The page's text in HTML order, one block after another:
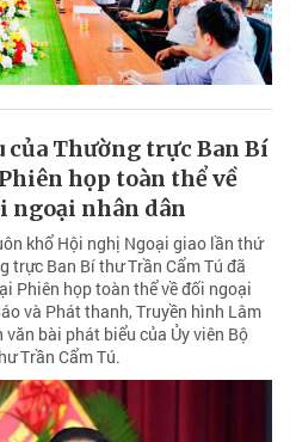
của Thường trực Ban Bí
họp toàn thể về
ngoại nhân dân
khổ Hội nghị Ngoại giao lần thứ
trực Ban Bí thư Trần Cẩm Tú đã
Phiên họp toàn thể về đối ngoại
và Phát thanh, Truyền hình Lâm
bài phát biểu của Ủy viên Bộ
Trần Cẩm Tú.